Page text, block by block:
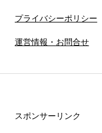
プライバシーポリシー
運営情報・お問合せ
スポンサーリンク